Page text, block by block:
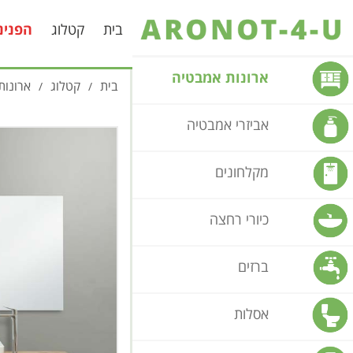
ארונות אמבטיה
אביזרי אמבטיה
מקלחונים
כיורי רחצה
ברזים
אסלות
בית קטלוג
בית / קטלוג /